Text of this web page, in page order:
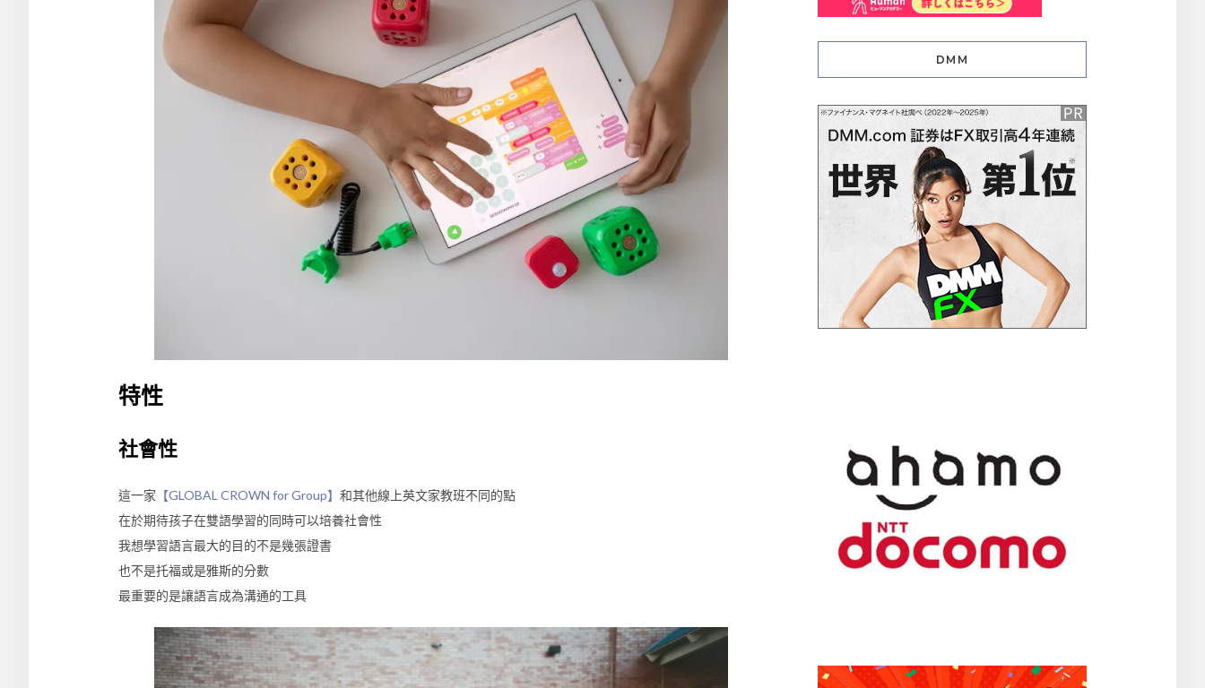
特性
社會性
這一家 【GLOBAL CROWN for Group】 和其他線上英文家教班不同的點
在於期待孩子在雙語學習的同時可以培養社會性
我想學習語言最大的目的不是幾張證書
也不是托福或是雅斯的分數
最重要的是讓語言成為溝通的工具
DMM